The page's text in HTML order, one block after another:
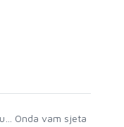
Onda vam sjeta